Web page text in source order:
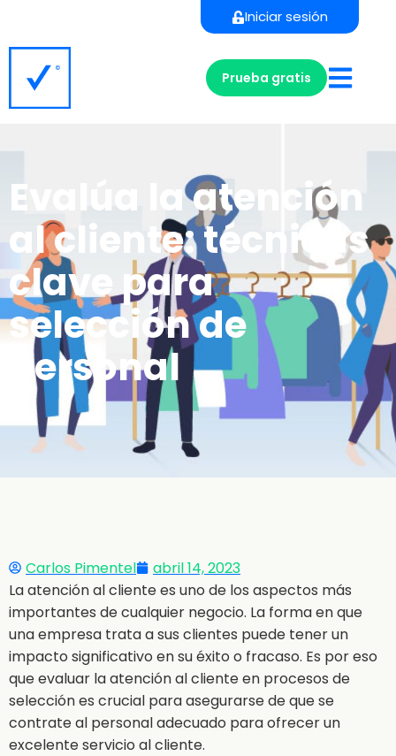
Iniciar sesión
Prueba gratis
Evalúa la atención
al cliente: técnicas
clave para
selección de
personal
Carlos Pimentel
abril 14, 2023
La atención al cliente es uno de los aspectos más
importantes de cualquier negocio. La forma en que
una empresa trata a sus clientes puede tener un
impacto significativo en su éxito o fracaso. Es por eso
que evaluar la atención al cliente en procesos de
selección es crucial para asegurarse de que se
contrate al personal adecuado para ofrecer un
excelente servicio al cliente.